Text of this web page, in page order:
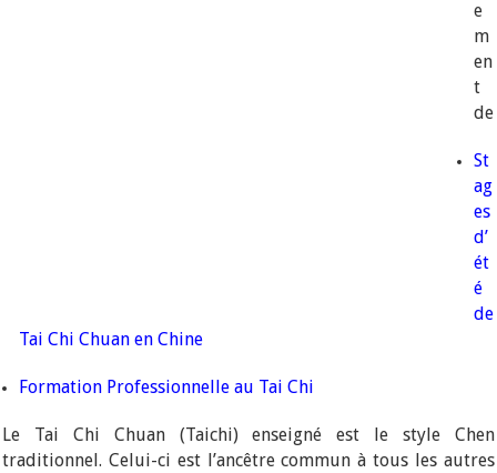
e
m
en
t
de
St
ag
es
d’
ét
é
de
Tai Chi Chuan en Chine
Formation Professionnelle au Tai Chi
Le Tai Chi Chuan (Taichi) enseigné est le style Chen
traditionnel. Celui-ci est l’ancêtre commun à tous les autres